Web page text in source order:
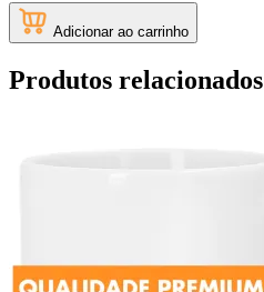
Adicionar ao carrinho
Produtos relacionados